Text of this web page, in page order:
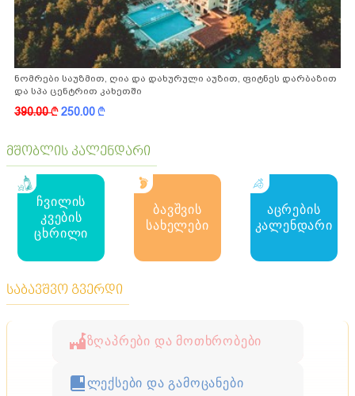
ნომრები საუზმით, ღია და დახურული აუზით, ფიტნეს დარბაზით
და სპა ცენტრით კახეთში
390.00k250.00k
მშობლის კალენდარი
ჩვილის
კვების
ცხრილი
ბავშვის
სახელები
აცრების
კალენდარი
საბავშვო გვერდი
ზღაპრები და მოთხრობები
ლექსები და გამოცანები